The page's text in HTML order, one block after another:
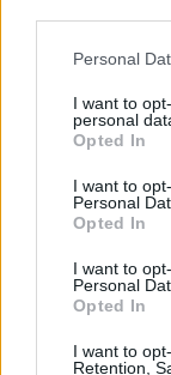
Personal
I want to
personal
Opted In
I want to
Personal
Opted In
I want to
Personal
Opted In
I want to
Retention,
εκπομπών
αναπτύχθηκε σε